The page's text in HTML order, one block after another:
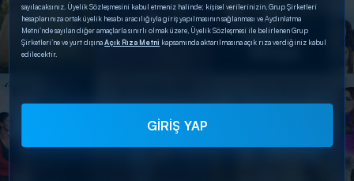
sayılacaksınız. Üyelik Sözleşmesini kabul etmeniz halinde; kişisel verilerinizin, Grup Şirketleri
hesaplarınıza ortak üyelik hesabı aracılığıyla giriş yapılmasının sağlanması ve Aydınlatma
Metni’nde sayılan diğer amaçlarla sınırlı olmak üzere, Üyelik Sözleşmesi ile belirlenen Grup
Şirketleri’ne ve yurt dışınaAçık Rıza Metni kapsamında aktarılmasına açık rıza verdiğiniz kabul
edilecektir.
GİRİŞ YAP